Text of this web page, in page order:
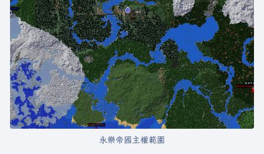
永樂帝國主權範圍